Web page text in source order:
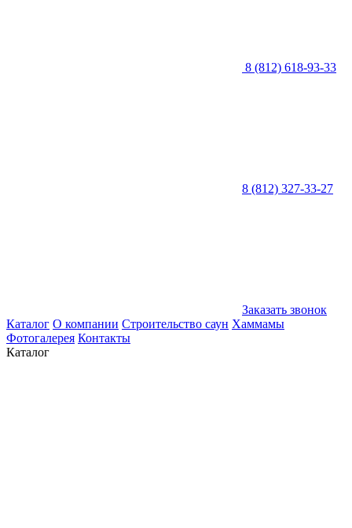
8 (812) 618-93-33
8 (812) 327-33-27
Заказать звонок
Каталог О компании Строительство саун Хаммамы
Фотогалерея Контакты
Каталог